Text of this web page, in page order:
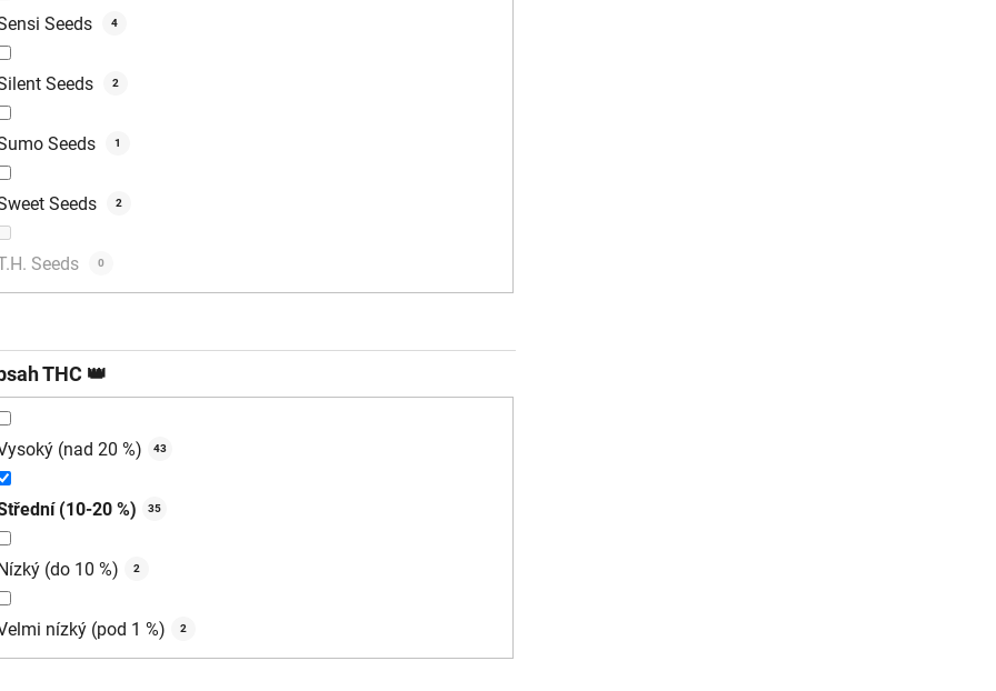
Seeds 4
Seeds 2
Seeds 1
Seeds 2
Seeds 0
THC 👑
(nad 20 %) 43
(10-20 %) 35
(do 10 %) 2
nízký (pod 1 %) 2